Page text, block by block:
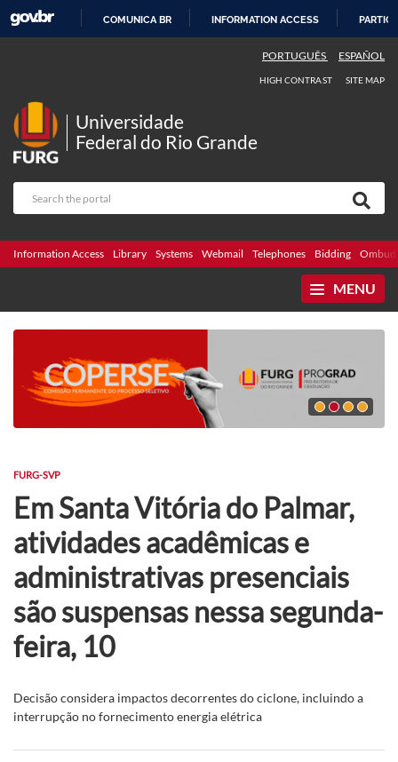
COMUNICA BR INFORMATION ACCESS
PORTUGUÊS ESPAÑOL
HIGH CONTRAST SITE MAP
Universidade
Federal do Rio Grande
Information Access Library Systems Webmail Telephones Bidding
MENU
FURG-SVP
Em Santa Vitória do Palmar,
atividades acadêmicas e
administrativas presenciais
são suspensas nessa segunda-
feira, 10
Decisão considera impactos decorrentes do ciclone, incluindo a
interrupção no fornecimento energia elétrica